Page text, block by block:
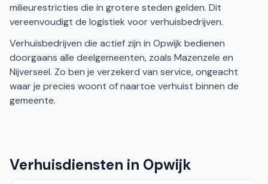
milieurestricties die in grotere steden gelden. Dit
vereenvoudigt de logistiek voor verhuisbedrijven.
Verhuisbedrijven die actief zijn in Opwijk bedienen
doorgaans alle deelgemeenten, zoals Mazenzele en
Nijverseel. Zo ben je verzekerd van service, ongeacht
waar je precies woont of naartoe verhuist binnen de
gemeente.
Verhuisdiensten in Opwijk